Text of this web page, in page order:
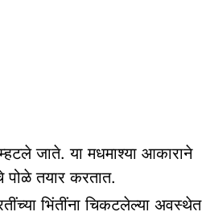
जाते. या मधमाश्‍या आकाराने
तयार करतात.
भिंतींना चिकटलेल्या अवस्थेत